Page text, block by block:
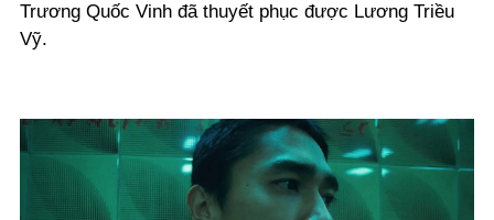
Trương Quốc Vinh đã thuyết phục được Lương Triều
Vỹ.